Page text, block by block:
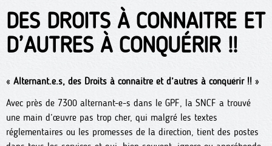
DES DROITS À CONNAITRE ET
D’AUTRES À CONQUÉRIR !!
« Alternant.e.s, des Droits à connaitre et d’autres à conquérir !! »
Avec près de 7300 alternant-e-s dans le GPF, la SNCF a trouvé
une main d’œuvre pas trop cher, qui malgré les textes
réglementaires ou les promesses de la direction, tient des postes